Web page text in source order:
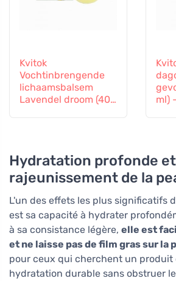
Kvitok
Vochtinbrengende
lichaamsbalsem
Lavendel droom (40
ml)
Hydratation profonde et
rajeunissement de la
L'un des effets les plus significatifs
est sa capacité à hydrater
à sa consistance légère, elle est
et ne laisse pas de film gras sur la
pour ceux qui cherchent un produit
hydratation durable sans obstruer